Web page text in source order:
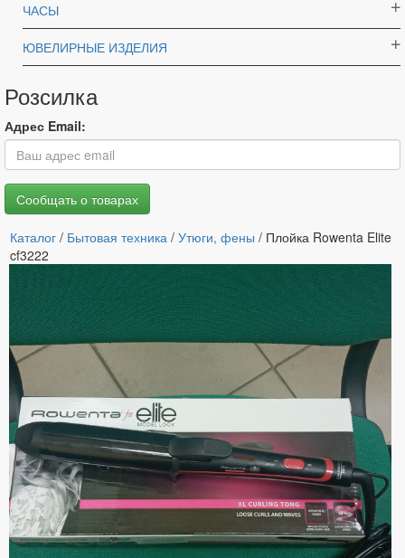
ЧАСЫ
ЮВЕЛИРНЫЕ ИЗДЕЛИЯ
Розсилка
Адрес Email:
Каталог / Бытовая техника / Утюги, фены / Плойка Rowenta Elite
cf3222